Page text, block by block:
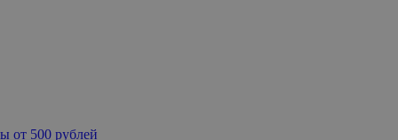
от 500 рублей